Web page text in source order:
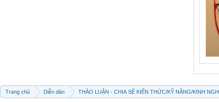
Trang chủ Diễn đàn THẢO LUẬN - CHIA SẼ KIẾN THỨC/KỸ NĂNG/KINH